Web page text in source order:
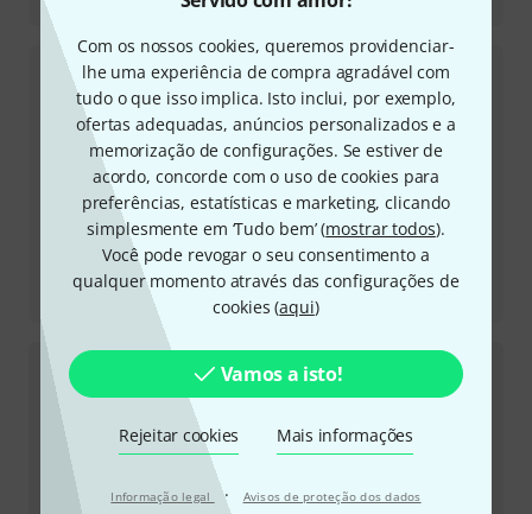
Com os nossos cookies, queremos providenciar-
lhe uma experiência de compra agradável com
tudo o que isso implica. Isto inclui, por exemplo,
ofertas adequadas, anúncios personalizados e a
memorização de configurações. Se estiver de
acordo, concorde com o uso de cookies para
preferências, estatísticas e marketing, clicando
simplesmente em ‘Tudo bem’ (mostrar todos).
Você pode revogar o seu consentimento a
qualquer momento através das configurações de
cookies (aqui)
Vamos a isto!
Rejeitar cookies Mais informações
Informação legal · Avisos de proteção dos dados
Relatório de teste
Trash